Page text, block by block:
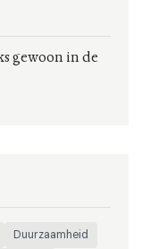
gewoon in de
Duurzaamheid